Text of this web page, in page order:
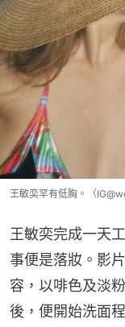
王敏奕罕有低胸。（
王敏奕完成一天
事便是落妝。影
容，以啡色及淡
後，便開始洗面